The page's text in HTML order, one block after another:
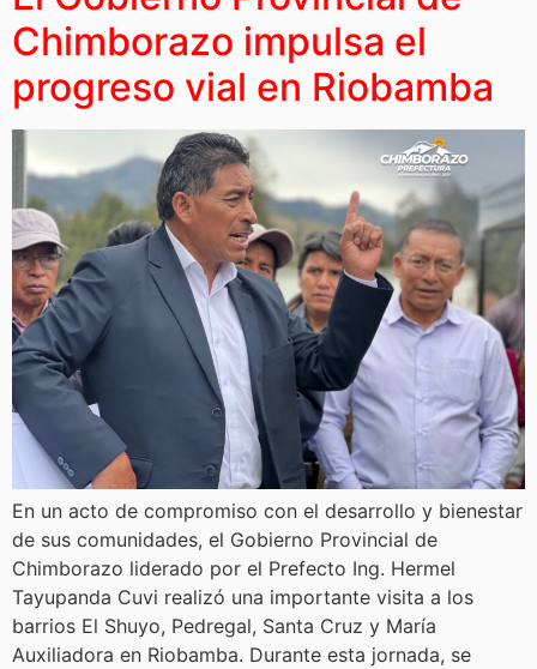
Chimborazo impulsa el
progreso vial en Riobamba
En un acto de compromiso con el desarrollo y bienestar
de sus comunidades, el Gobierno Provincial de
Chimborazo liderado por el Prefecto Ing. Hermel
Tayupanda Cuvi realizó una importante visita a los
barrios El Shuyo, Pedregal, Santa Cruz y María
Auxiliadora en Riobamba. Durante esta jornada, se